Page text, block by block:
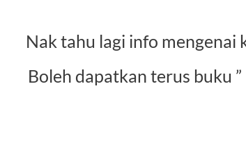
Nak tahu lagi info mengenai
Boleh dapatkan terus buku ”